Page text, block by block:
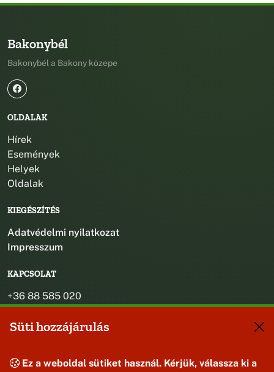
Bakonybél
Bakonybél a Bakony közepe
OLDALAK
Hírek
Események
Helyek
Oldalak
KIEGÉSZÍTÉS
Adatvédelmi nyilatkozat
Impresszum
KAPCSOLAT
+36 88 585 020
+36 30 442 8024
titkarsag@bakonybel.hu
8427 Bakonybél, Pápai u. 7.
Süti hozzájárulás
Ez a weboldal sütiket használ. Kérjük, válassza ki a